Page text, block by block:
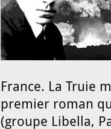
France. La Truie
premier roman
(groupe Libella,